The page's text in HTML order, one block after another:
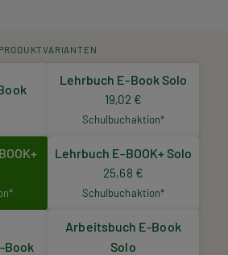
PRODUKTVARIANTEN
Lehrbuch E-Book Solo
19,02 €
Schulbuchaktion*
Lehrbuch E-BOOK+ Solo
25,68 €
Schulbuchaktion*
Book
Arbeitsbuch E-Book
Solo